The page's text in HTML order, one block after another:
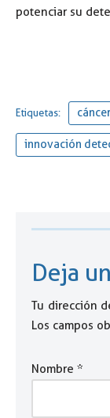
potenciar su
Etiquetas:
innovación
Deja
Tu dirección
Los campos
Nombre *